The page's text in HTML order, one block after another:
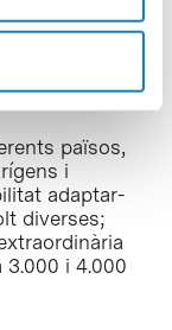
Posteriors
de 1.000
avui dia.
països,
i
adaptar-
diverses;
i 4.000